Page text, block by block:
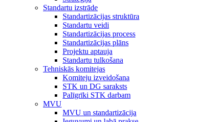
Standartu izstrāde
Standartizācijas struktūra
Standartu veidi
Standartizācijas process
Standartizācijas plāns
Projektu aptauja
Standartu tulkošana
Tehniskās komitejas
Komiteju izveidošana
STK un DG saraksts
Palīgrīki STK darbam
MVU
MVU un standartizācija